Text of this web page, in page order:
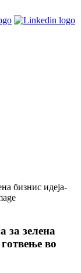
за зелена
во